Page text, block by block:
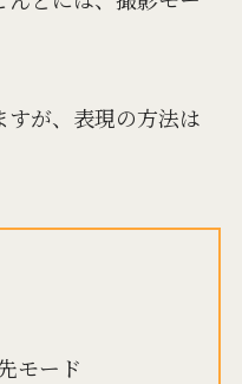
すが、表現の方法は
モード